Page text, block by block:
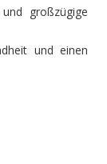
großzügige
und einen